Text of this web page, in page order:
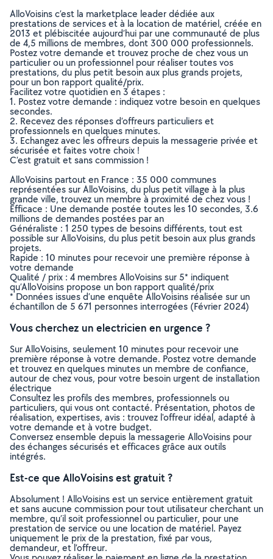
AlloVoisins c’est la marketplace leader dédiée aux
prestations de services et à la location de matériel, créée en
2013 et plébiscitée aujourd’hui par une communauté de plus
de 4,5 millions de membres, dont 300 000 professionnels.
Postez votre demande et trouvez proche de chez vous un
particulier ou un professionnel pour réaliser toutes vos
prestations, du plus petit besoin aux plus grands projets,
pour un bon rapport qualité/prix.
Facilitez votre quotidien en 3 étapes :
1. Postez votre demande : indiquez votre besoin en quelques
secondes.
2. Recevez des réponses d’offreurs particuliers et
professionnels en quelques minutes.
3. Echangez avec les offreurs depuis la messagerie privée et
sécurisée et faites votre choix !
C’est gratuit et sans commission !
AlloVoisins partout en France : 35 000 communes
représentées sur AlloVoisins, du plus petit village à la plus
grande ville, trouvez un membre à proximité de chez vous !
Efficace : Une demande postée toutes les 10 secondes, 3.6
millions de demandes postées par an
Généraliste : 1 250 types de besoins différents, tout est
possible sur AlloVoisins, du plus petit besoin aux plus grands
projets.
Rapide : 10 minutes pour recevoir une première réponse à
votre demande
Qualité / prix : 4 membres AlloVoisins sur 5* indiquent
qu’AlloVoisins propose un bon rapport qualité/prix
* Données issues d’une enquête AlloVoisins réalisée sur un
échantillon de 5 671 personnes interrogées (Février 2024)
Vous cherchez un electricien en urgence ?
Sur AlloVoisins, seulement 10 minutes pour recevoir une
première réponse à votre demande. Postez votre demande
et trouvez en quelques minutes un membre de confiance,
autour de chez vous, pour votre besoin urgent de installation
électrique
Consultez les profils des membres, professionnels ou
particuliers, qui vous ont contacté. Présentation, photos de
réalisation, expertises, avis : trouvez l'offreur idéal, adapté à
votre demande et à votre budget.
Conversez ensemble depuis la messagerie AlloVoisins pour
des échanges sécurisés et efficaces grâce aux outils
intégrés.
Est-ce que AlloVoisins est gratuit ?
Absolument ! AlloVoisins est un service entièrement gratuit
et sans aucune commission pour tout utilisateur cherchant un
membre, qu’il soit professionnel ou particulier, pour une
prestation de service ou une location de matériel. Payez
uniquement le prix de la prestation, fixé par vous,
demandeur, et l’offreur.